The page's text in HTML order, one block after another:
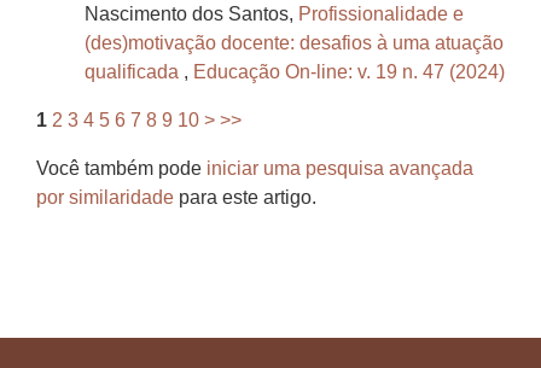
Nascimento dos Santos, Profissionalidade e
(des)motivação docente: desafios à uma atuação
qualificada , Educação On-line: v. 19 n. 47 (2024)
1 2 3 4 5 6 7 8 9 10 > >>
Você também pode iniciar uma pesquisa avançada
por similaridade para este artigo.